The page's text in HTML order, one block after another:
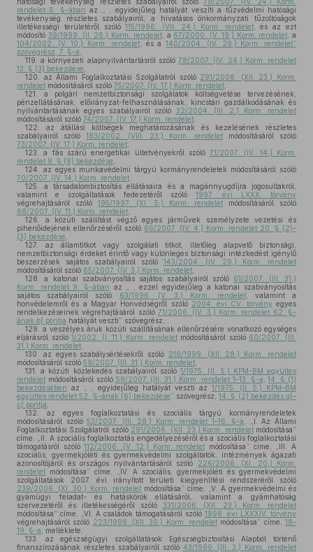
rendelet 6. §-ában az „ , egyidejűleg hatályát veszíti a tűzvédelmi hatósági
tevékenység részletes szabályairól, a hivatásos önkormányzati tűzoltóságok
illetékességi területéről szóló115/1996. (VII. 24.) Korm. rendelet, és az ezt
módosító 39/1999. (II. 26.) Korm. rendelet, a 67/2000. (V. 19.) Korm. rendelet , a
104/2002. (V. 10.) Korm. rendelet, és a140/2004. (IV. 29.) Korm. rendelet”
szövegrész, 7. §-a
119.
a környezeti alapnyilvántartásról szóló78/2007. (IV. 24.) Korm. rendelet
13. § (3) bekezdése
120.
az Állami Foglalkoztatási Szolgálatról szóló 291/2006. (XII. 23.) Korm.
rendelet módosításáról szóló 75/2007. (IV. 17.) Korm. rendelet
121.
a polgári nemzetbiztonsági szolgálatok költségvetése tervezésének,
pénzellátásának, előirányzat-felhasználásának, kincstári gazdálkodásának és
nyilvántartásának egyes szabályairól szóló 32/2004. (III. 2.) Korm. rendelet
módosításáról szóló 74/2007. (IV. 17.) Korm. rendelet
122.
az átállási költségek meghatározásának és kezelésének részletes
szabályairól szóló 183/2002. (VIII. 23.) Korm. rendelet módosításáról szóló
73/2007. (IV. 17.) Korm. rendelet
123.
a fás szárú energetikai ültetvényekről szóló71/2007. (IV. 14.) Korm.
rendelet 8. § (8) bekezdése
124.
az egyes munkavédelmi tárgyú kormányrendeletek módosításáról szóló
70/2007. (IV. 14.) Korm. rendelet
125.
a társadalombiztosítás ellátásaira és a magánnyugdíjra jogosultakról,
valamint e szolgáltatások fedezetéről szóló 1997. évi LXXX. törvény
végrehajtásáról szóló195/1997. (XI. 5.) Korm. rendeletmódosításáról szóló
68/2007. (IV. 11.) Korm. rendelet
126.
a közúti szállítást végző egyes járművek személyzete vezetési és
pihenőidejének ellenőrzéséről szóló 66/2007. (IV. 4.) Korm. rendelet 20. § (2)–
(3) bekezdése
127.
az államtitkot vagy szolgálati titkot, illetőleg alapvető biztonsági,
nemzetbiztonsági érdeket érintő vagy különleges biztonsági intézkedést igénylő
beszerzések sajátos szabályairól szóló 143/2004. (IV. 29.) Korm. rendelet
módosításáról szóló 65/2007. (IV. 3.) Korm. rendelet
128.
a katonai szabványosítás sajátos szabályairól szóló 61/2007. (III. 31.)
Korm. rendelet 9. §-ában az „ , ezzel egyidejűleg a katonai szabványosítás
sajátos szabályairól szóló
63/1996. (V. 3.) Korm. rendelet, valamint a
honvédelemről és a Magyar Honvédségről szóló 2004. évi CV. törvény egyes
rendelkezéseinek végrehajtásáról szóló 71/2006. (IV. 3.) Korm. rendelet 62. §-
ának b) pontja hatályát veszti” szövegrész,
129.
a veszélyes áruk közúti szállításának ellenőrzésére vonatkozó egységes
eljárásról szóló1/2002. (I. 11.) Korm. rendeletmódosításáról szóló 60/2007. (III.
31.) Korm. rendelet
130.
az egyes szabálysértésekről szóló 218/1999. (XII. 28.) Korm. rendelet
módosításáról szóló 59/2007. (III. 31.) Korm. rendelet
131.
a közúti közlekedés szabályairól szóló1/1975. (II. 5.) KPM–BM együttes
rendelet módosításáról szóló 58/2007. (III. 31.) Korm. rendelet 1–13. §-a ,14. § (1)
bekezdésében az „ , egyidejűleg hatályát veszti az 1/1975. (II. 5.) KPM–BM
együttes rendelet 52. §-ának (6) bekezdése” szövegrész,14. § (2) bekezdésa)–
c) pontja
132.
az egyes foglalkoztatási és szociális tárgyú kormányrendeletek
módosításáról szóló53/2007. (III. 28.) Korm. rendelet 1–16. §-a
, „I. Az Állami
Foglalkoztatási Szolgálatról szóló 291/2006. (XII. 23.) Korm. rendeletmódosítása”
címe, „II. A szociális foglalkoztatás engedélyezéséről és a szociális foglalkoztatási
támogatásról szóló112/2006. (V. 12.) Korm. rendelet módosítása” címe, „III. A
szociális, gyermekjóléti és gyermekvédelmi szolgáltatók, intézmények ágazati
azonosítójáról és országos nyilvántartásáról szóló
226/2006. (XI. 20.) Korm.
rendelet módosítása” címe, „IV. A szociális, gyermekjóléti és gyermekvédelmi
szolgáltatások 2007. évi irányított területi kiegyenlítési rendszeréről szóló
239/2006. (XI. 30.) Korm. rendeletmódosítása” címe, „V. A gyermekvédelmi és
gyámügyi feladat- és hatáskörök ellátásáról, valamint a gyámhatóság
szervezetéről és illetékességéről szóló 331/2006. (XII. 23.) Korm. rendelet
módosítása” címe, „VI. A családok támogatásáról szóló 1998. évi LXXXIV. törvény
végrehajtásáról szóló 223/1998. (XII. 30.) Korm. rendelet módosítása” címe,18–
19. §-a , melléklete,
133.
az egészségügyi szolgáltatások Egészségbiztosítási Alapból történő
finanszírozásának részletes szabályairól szóló 43/1999. (III. 3.) Korm. rendelet